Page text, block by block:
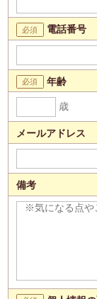
電話番号
年齢
歳
メールアドレス
備考